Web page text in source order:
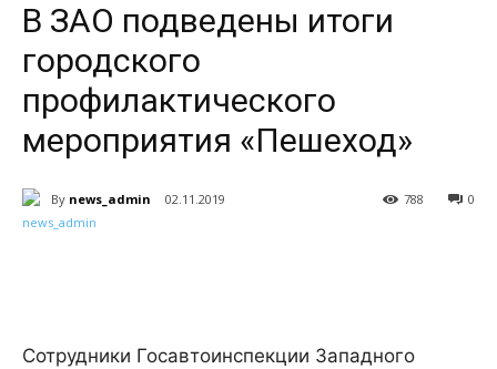
В ЗАО подведены итоги
городского
профилактического
мероприятия «Пешеход»
By news_admin 02.11.2019 0
788
Сотрудники Госавтоинспекции Западного